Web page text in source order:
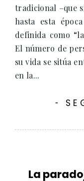
tradicional –que
hasta esta
definida como
El número de
su vida se sitúa
en la...
-
La